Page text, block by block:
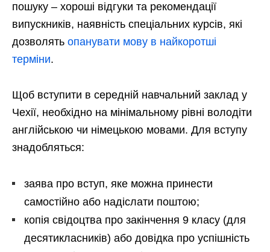
пошуку – хороші відгуки та рекомендації
випускників, наявність спеціальних курсів, які
дозволять опанувати мову в найкоротші
терміни.
Щоб вступити в середній навчальний заклад у
Чехії, необхідно на мінімальному рівні володіти
англійською чи німецькою мовами. Для вступу
знадобляться:
заява про вступ, яке можна принести
самостійно або надіслати поштою;
копія свідоцтва про закінчення 9 класу (для
десятикласників) або довідка про успішність